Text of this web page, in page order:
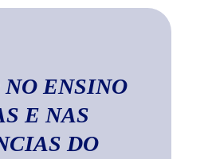
NO ENSINO
E NAS
DO